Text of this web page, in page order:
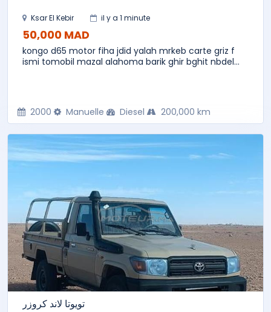
Ksar El Kebir il y a 1 minute
50,000 MAD
kongo d65 motor fiha jdid yalah mrkeb carte griz f
ismi tomobil mazal alahoma barik ghir bghit nbdel...
2000 Manuelle Diesel 200,000 km
تويوتا لاند كروزر